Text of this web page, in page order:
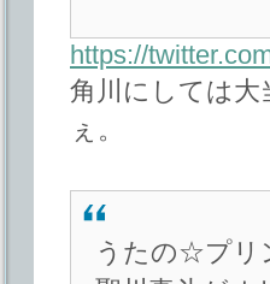
https://
角川にしては
ぇ。
うたの☆プリ